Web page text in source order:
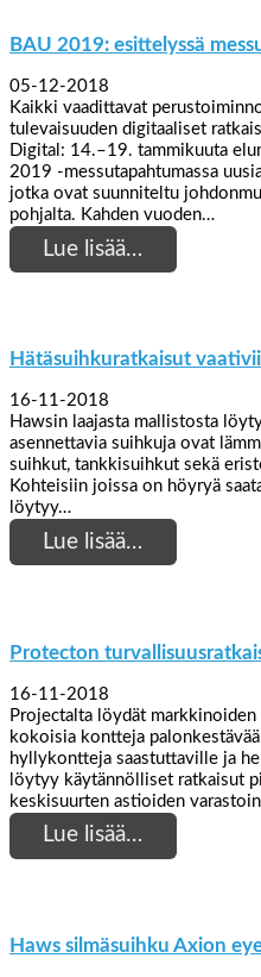
BAU 2019: esittelyssä
05-12-2018
Kaikki vaadittavat
tulevaisuuden digitaaliset
Digital: 14.–19. tammikuuta
2019 -messutapahtumassa
jotka ovat suunniteltu
pohjalta. Kahden vuoden…
Lue lisää…
Hätäsuihkuratkaisut
16-11-2018
Hawsin laajasta mallistosta
asennettavia suihkuja ovat
suihkut, tankkisuihkut sekä
Kohteisiin joissa on höyryä
löytyy…
Lue lisää…
Protecton
16-11-2018
Projectalta löydät
kokoisia kontteja
hyllykontteja saastuttaville ja
löytyy käytännölliset ratkaisut
keskisuurten astioiden
Lue lisää…
Haws silmäsuihku Axion